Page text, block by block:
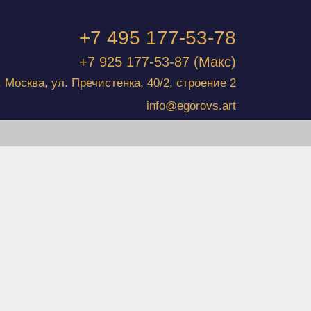
+7 495 177-53-78
+7 925 177-53-87 (Макс)
Москва, ул. Пречистенка, 40/2, строение 2
info@egorovs.art